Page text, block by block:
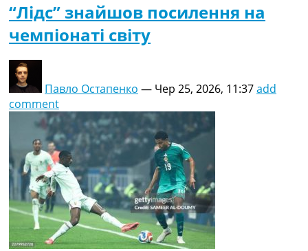
“Лідс” знайшов посилення на
чемпіонаті світу
Павло Остапенко — Чер 25, 2026, 11:37add
comment